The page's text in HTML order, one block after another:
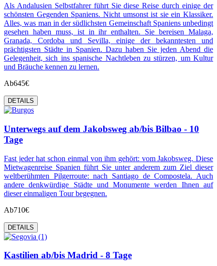
Als Andalusien Selbstfahrer führt Sie diese Reise durch einige der
schönsten Gegenden Spaniens. Nicht umsonst ist sie ein Klassiker.
Alles, was man in der südlichsten Gemeinschaft Spaniens unbedingt
gesehen haben muss, ist in ihr enthalten. Sie bereisen Malaga,
Granada, Cordoba und Sevilla, einige der bekanntesten und
prächtigsten Städte in Spanien. Dazu haben Sie jeden Abend die
Gelegenheit, sich ins spanische Nachtleben zu stürzen, um Kultur
und Bräuche kennen zu lernen.
Ab645€
DETAILS
Unterwegs auf dem Jakobsweg ab/bis Bilbao - 10
Tage
Fast jeder hat schon einmal von ihm gehört: vom Jakobsweg. Diese
Mietwagenreise Spanien führt Sie unter anderem zum Ziel dieser
weltberühmten Pilgerroute: nach Santiago de Compostela. Auch
andere denkwürdige Städte und Monumente werden Ihnen auf
dieser einmaligen Tour begegnen.
Ab710€
DETAILS
Kastilien ab/bis Madrid - 8 Tage